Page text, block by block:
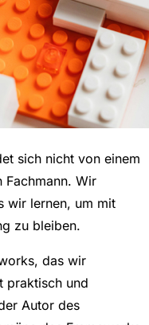
sich nicht von einem
Fachmann. Wir
wir lernen, um mit
zu bleiben.
das wir
praktisch und
Autor des